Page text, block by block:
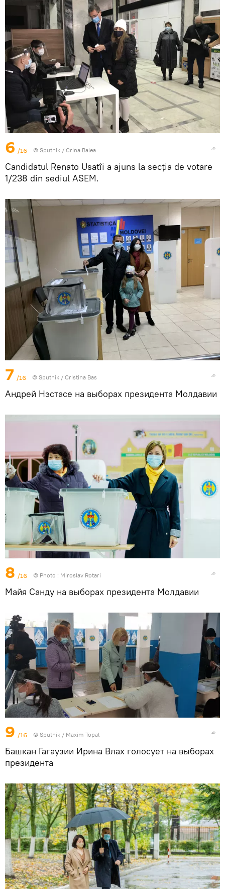
6 /16 © Sputnik / Crina Balea
Candidatul Renato Usatîi a ajuns la secția de votare
1/238 din sediul ASEM.
7 /16 © Sputnik / Cristina Bas
Андрей Нэстасе на выборах президента Молдавии
8 /16 © Photo : Miroslav Rotari
Майя Санду на выборах президента Молдавии
9 /16 © Sputnik / Maxim Topal
Башкан Гагаузии Ирина Влах голосует на выборах
президента